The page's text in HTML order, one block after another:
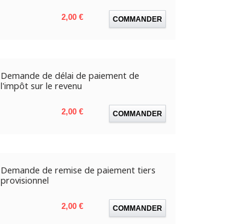
Prix
2,00 € COMMANDER
Demande de délai de paiement de
l'impôt sur le revenu
Prix
2,00 € COMMANDER
Demande de remise de paiement tiers
provisionnel
Prix
2,00 € COMMANDER